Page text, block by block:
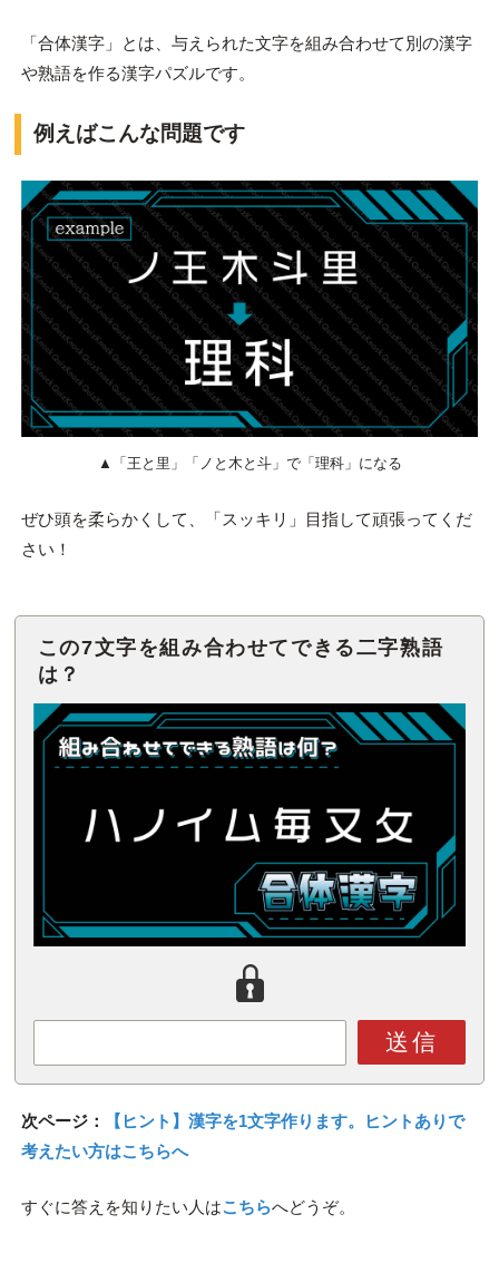
「合体漢字」とは、与えられた文字を組み合わせて別の漢字
や熟語を作る漢字パズルです。
例えばこんな問題です
▲「王と里」「ノと木と斗」で「理科」になる
ぜひ頭を柔らかくして、「スッキリ」目指して頑張ってくだ
さい！
この7文字を組み合わせてできる二字熟語
は？
送信
次ページ：
【ヒント】漢字を1文字作ります。ヒントありで
考えたい方はこちらへ
すぐに答えを知りたい人はこちらへどうぞ。